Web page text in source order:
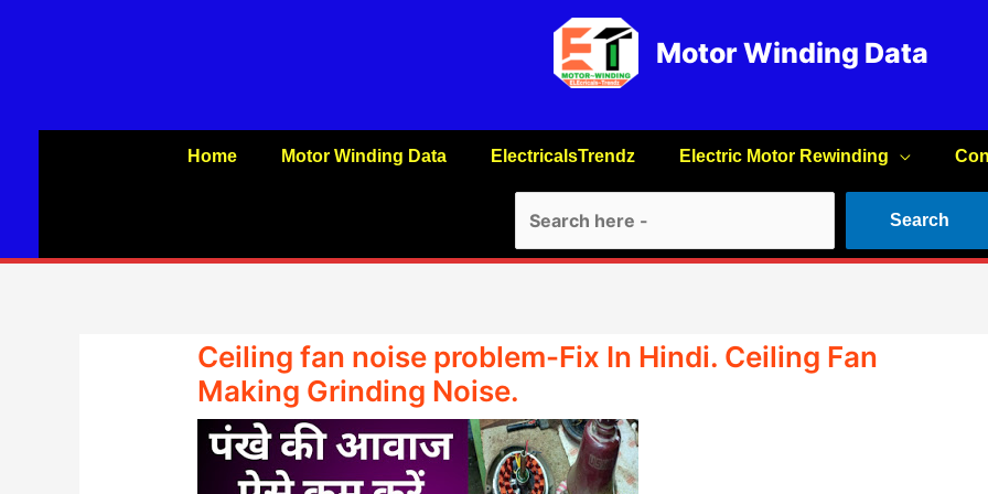
Motor Winding Data
Home Motor Winding Data ElectricalsTrendz Electric Motor Rewinding
Search
Search
Ceiling fan noise problem-Fix In Hindi. Ceiling Fan
Making Grinding Noise.